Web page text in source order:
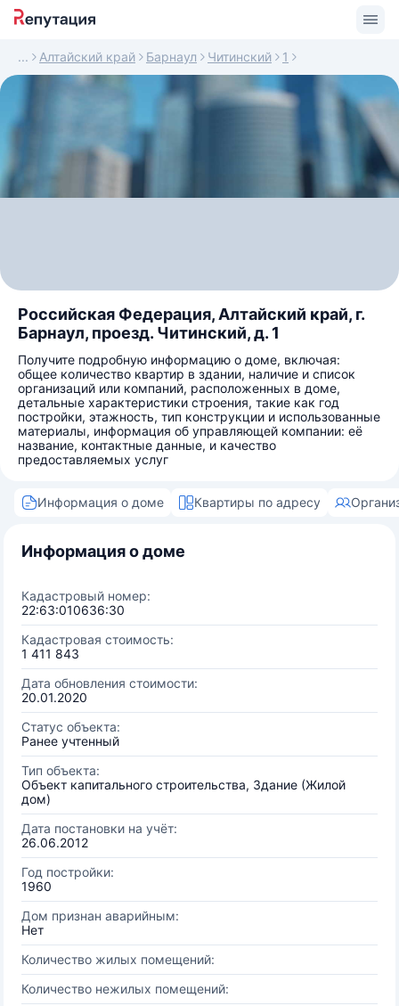
Алтайский край Барнаул Читинский 1
Российская Федерация, Алтайский край, г.
Барнаул, проезд. Читинский, д. 1
Получите подробную информацию о доме, включая:
общее количество квартир в здании, наличие и список
организаций или компаний, расположенных в доме,
детальные характеристики строения, такие как год
постройки, этажность, тип конструкции и использованные
материалы, информация об управляющей компании: её
название, контактные данные, и качество
предоставляемых услуг
Информация о доме Квартиры по адресу
Информация о доме
Кадастровый номер:
22:63:010636:30
Кадастровая стоимость:
1 411 843
Дата обновления стоимости:
20.01.2020
Статус объекта:
Ранее учтенный
Тип объекта:
Объект капитального строительства, Здание (Жилой
дом)
Дата постановки на учёт:
26.06.2012
Год постройки:
1960
Дом признан аварийным:
Нет
Количество жилых помещений:
Количество нежилых помещений: